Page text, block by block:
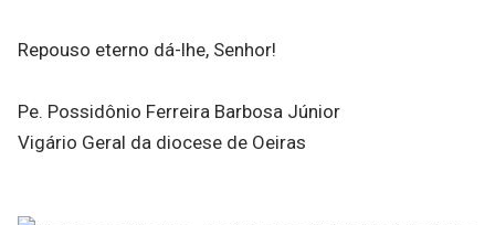
Repouso eterno dá-lhe, Senhor!
Pe. Possidônio Ferreira Barbosa Júnior
Vigário Geral da diocese de Oeiras